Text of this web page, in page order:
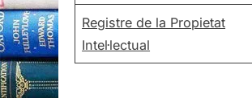
Registre de la Propietat
Intel·lectual